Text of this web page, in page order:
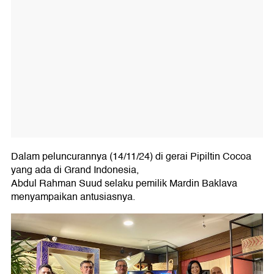
Dalam peluncurannya (14/11/24) di gerai Pipiltin Cocoa
yang ada di Grand Indonesia,
Abdul Rahman Suud selaku pemilik Mardin Baklava
menyampaikan antusiasnya.